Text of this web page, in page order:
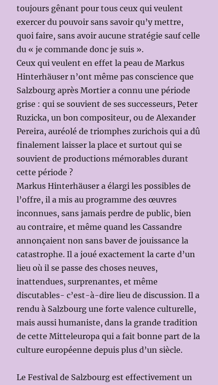
toujours gênant pour tous ceux qui veulent
exercer du pouvoir sans savoir qu’y mettre,
quoi faire, sans avoir aucune stratégie sauf celle
du « je commande donc je suis ».
Ceux qui veulent en effet la peau de Markus
Hinterhäuser n’ont même pas conscience que
Salzbourg après Mortier a connu une période
grise : qui se souvient de ses successeurs, Peter
Ruzicka, un bon compositeur, ou de Alexander
Pereira, auréolé de triomphes zurichois qui a dû
finalement laisser la place et surtout qui se
souvient de productions mémorables durant
cette période ?
Markus Hinterhäuser a élargi les possibles de
l’offre, il a mis au programme des œuvres
inconnues, sans jamais perdre de public, bien
au contraire, et même quand les Cassandre
annonçaient non sans baver de jouissance la
catastrophe. Il a joué exactement la carte d’un
lieu où il se passe des choses neuves,
inattendues, surprenantes, et même
discutables- c’est-à-dire lieu de discussion. Il a
rendu à Salzbourg une forte valence culturelle,
mais aussi humaniste, dans la grande tradition
de cette Mitteleuropa qui a fait bonne part de la
culture européenne depuis plus d’un siècle.
Le Festival de Salzbourg est effectivement un